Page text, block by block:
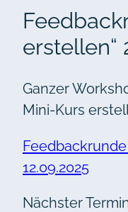
erstellen“
Ganzer
Mini-Kurs
12.09.2025
Nächster